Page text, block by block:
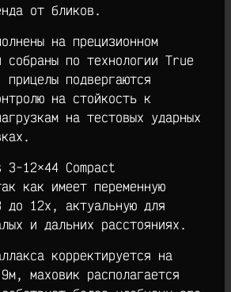
от бликов.
на прецизионном
собраны по технологии True
подвергаются
на стойкость к
на тестовых ударных
3-12×44 Compact
как имеет переменную
до 12х, актуальную для
и дальних расстояниях.
корректируется на
маховик располагается